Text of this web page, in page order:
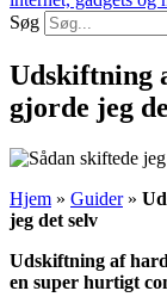
Søg
Udskiftning
gjorde jeg
Hjem » Guider»
jeg det selv
Udskiftning af
en super hurtigt